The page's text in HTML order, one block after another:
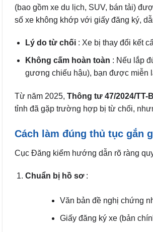
(bao gồm xe du lịch, SUV, bán tải)
số xe không khớp với giấy đăng ký,
Lý do từ chối : Xe bị thay đổi kết
Không cấm hoàn toàn : Nếu lắp
gương chiếu hậu), bạn được miễn
Từ năm 2025, Thông tư 47/2024/TT-
tỉnh đã gặp trường hợp bị từ chối,
Cách làm đúng thủ tục gắn
Cục Đăng kiểm hướng dẫn rõ ràng
Chuẩn bị hồ sơ :
Văn bản đề nghị chứng
Giấy đăng ký xe (bản